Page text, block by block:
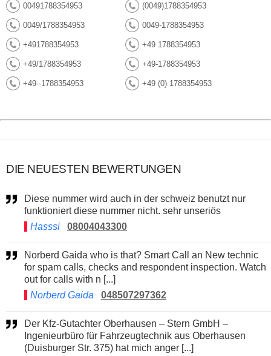
00491788354953 (0049)1788354953
0049/1788354953 0049-1788354953
+491788354953 +49 1788354953
+49/1788354953 +49-1788354953
+49--1788354953 +49 (0) 1788354953
DIE NEUESTEN BEWERTUNGEN
Diese nummer wird auch in der schweiz benutzt nur
funktioniert diese nummer nicht. sehr unseriös
Hasssi
08004043300
Norberd Gaida who is that? Smart Call an New technic
for spam calls, checks and respondent inspection. Watch
out for calls with n [...]
Norberd Gaida
048507297362
Der Kfz-Gutachter Oberhausen – Stern GmbH –
Ingenieurbüro für Fahrzeugtechnik aus Oberhausen
(Duisburger Str. 375) hat mich anger [...]